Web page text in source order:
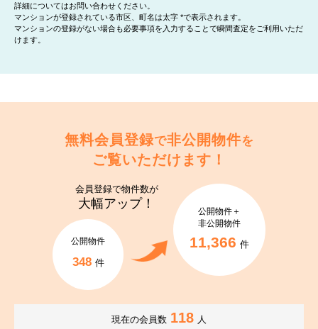
詳細についてはお問い合わせください。
マンションが登録されている市区、町名は太字 *で表示されます。
マンションの登録がない場合も必要事項を入力することで瞬間査定をご利用いただ
けます。
無料会員登録で非公開物件を
ご覧いただけます！
会員登録で物件数が
大幅アップ！
公開物件
348 件
公開物件＋
非公開物件
11,366 件
現在の会員数 118 人